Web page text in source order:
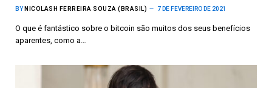
BY NICOLASH FERREIRA SOUZA (BRASIL) 7 DE FEVEREIRO DE 2021
O que é fantástico sobre o bitcoin são muitos dos seus benefícios
aparentes, como a…